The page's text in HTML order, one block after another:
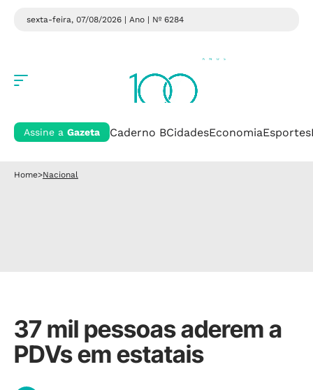
sexta-feira, 07/08/2026 | Ano | Nº 6284
Assine a Gazeta Caderno BCidadesEconomiaEsportes
Home>Nacional
37 mil pessoas aderem a
PDVs em estatais